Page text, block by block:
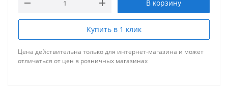
В корзину
Купить в 1 клик
Цена действительна только для интернет-магазина и может
отличаться от цен в розничных магазинах